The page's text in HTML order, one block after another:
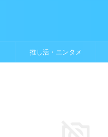
推し活・エンタメ